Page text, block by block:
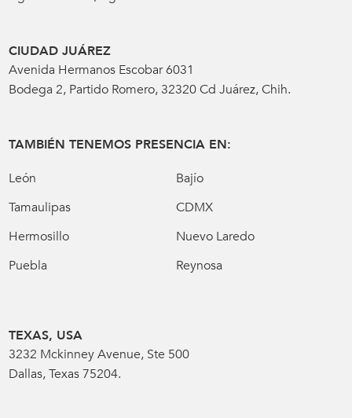
CIUDAD JUÁREZ
Avenida Hermanos Escobar 6031
Bodega 2, Partido Romero, 32320 Cd Juárez, Chih.
TAMBIÉN TENEMOS PRESENCIA EN:
León
Bajío
Tamaulipas
CDMX
Hermosillo
Nuevo Laredo
Puebla
Reynosa
TEXAS, USA
3232 Mckinney Avenue, Ste 500
Dallas, Texas 75204.